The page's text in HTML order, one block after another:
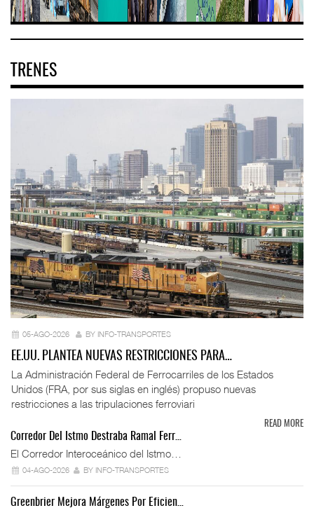
TRENES
05-AGO-2026 BY INFO-TRANSPORTES
EE.UU. PLANTEA NUEVAS RESTRICCIONES PARA…
La Administración Federal de Ferrocarriles de los Estados
Unidos (FRA, por sus siglas en inglés) propuso nuevas
restricciones a las tripulaciones ferroviari
READ MORE
Corredor Del Istmo Destraba Ramal Ferr…
El Corredor Interoceánico del Istmo…
04-AGO-2026 BY INFO-TRANSPORTES
Greenbrier Mejora Márgenes Por Eficien…